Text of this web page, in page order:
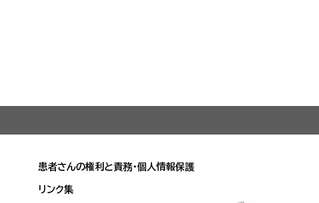
患者さんの権利と責務・個人情報保護
リンク集